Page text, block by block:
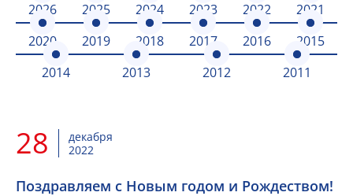
2026 2025 2024 2023 2022
2021
2020
2019 2018 2017 2016
2015
2014
2013 2012 2011
28
декабря
2022
Поздравляем с Новым годом и Рождеством!